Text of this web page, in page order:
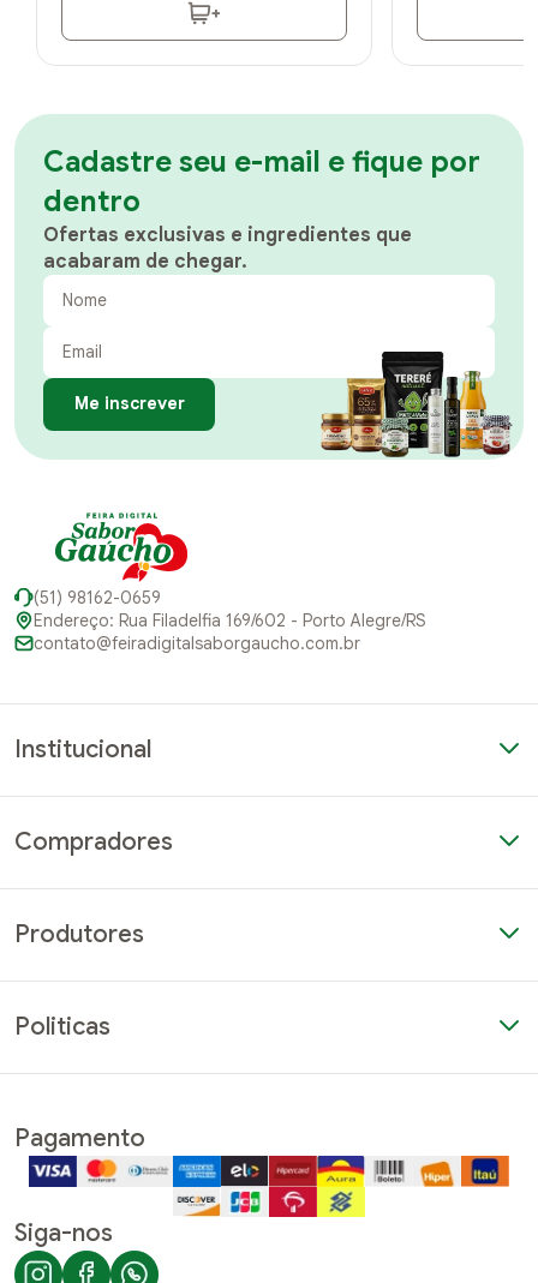
+
Cadastre seu e-mail e fique por
dentro
Ofertas exclusivas e ingredientes que
acabaram de chegar.
Me inscrever
(51) 98162-0659
Endereço: Rua Filadelfia 169/602 - Porto Alegre/RS
contato@feiradigitalsaborgaucho.com.br
Institucional
Compradores
Produtores
Perguntas frequentes
Politicas
Pagamento
Siga-nos